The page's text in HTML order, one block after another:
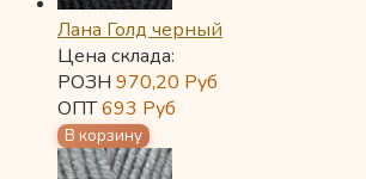
Лана Голд черный
Цена склада:
РОЗН 970,20 Руб
ОПТ693 Руб